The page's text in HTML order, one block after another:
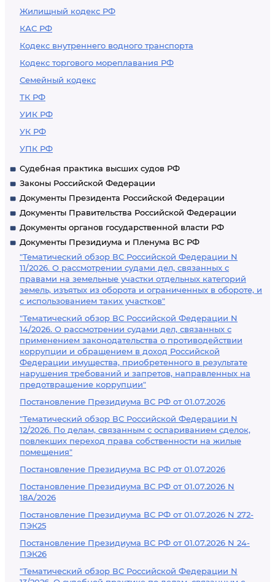
Жилищный кодекс РФ
КАС РФ
Кодекс внутреннего водного транспорта
Кодекс торгового мореплавания РФ
Семейный кодекс
ТК РФ
УИК РФ
УК РФ
УПК РФ
Судебная практика высших судов РФ
Законы Российской Федерации
Документы Президента Российской Федерации
Документы Правительства Российской Федерации
Документы органов государственной власти РФ
Документы Президиума и Пленума ВС РФ
"Тематический обзор ВС Российской Федерации N
11/2026. О рассмотрении судами дел, связанных с
правами на земельные участки отдельных категорий
земель, изъятых из оборота и ограниченных в обороте, и
с использованием таких участков"
"Тематический обзор ВС Российской Федерации N
14/2026. О рассмотрении судами дел, связанных с
применением законодательства о противодействии
коррупции и обращением в доход Российской
Федерации имущества, приобретенного в результате
нарушения требований и запретов, направленных на
предотвращение коррупции"
Постановление Президиума ВС РФ от 01.07.2026
"Тематический обзор ВС Российской Федерации N
12/2026. По делам, связанным с оспариванием сделок,
повлекших переход права собственности на жилые
помещения"
Постановление Президиума ВС РФ от 01.07.2026
Постановление Президиума ВС РФ от 01.07.2026 N
18А/2026
Постановление Президиума ВС РФ от 01.07.2026 N 272-
ПЭК25
Постановление Президиума ВС РФ от 01.07.2026 N 24-
ПЭК26
"Тематический обзор ВС Российской Федерации N